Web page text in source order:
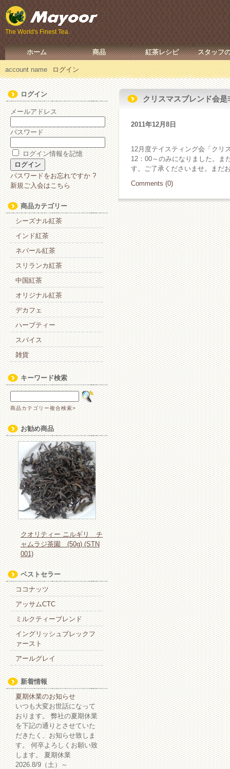
The World's Finest Tea.
ホーム 商品 紅茶レシピ スタッフ
account name ログイン
ログイン
メールアドレス
パスワード
ログイン情報を記憶
パスワードをお忘れですか ?
新規ご入会はこちら
商品カテゴリー
シーズナル紅茶
インド紅茶
ネパール紅茶
スリランカ紅茶
中国紅茶
オリジナル紅茶
デカフェ
ハーブティー
スパイス
雑貨
キーワード検索
商品カテゴリー複合検索>
お勧め商品
クオリティー ニルギリ チ
ャムラジ茶園 (50g) (STN
001)
ベストセラー
ココナッツ
アッサムCTC
ミルクティーブレンド
イングリッシュブレックフ
ァースト
アールグレイ
新着情報
夏期休業のお知らせ
いつも大変お世話になって
おります。 弊社の夏期休業
を下記の通りとさせていた
だきたく、お知らせ致しま
す。 何卒よろしくお願い致
します。 夏期休業
2026.8/9（土）～
クリスマスブレンド会
2011年12月8日
12月度テイスティング会「クリ
12：00～のみになりました。ま
す。ご了承くださいませ。まだ
Comments (0)